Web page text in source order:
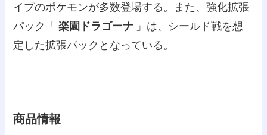
イプのポケモンが多数登場する。また、強化拡張
パック「 楽園ドラゴーナ 」は、シールド戦を想
定した拡張パックとなっている。
商品情報